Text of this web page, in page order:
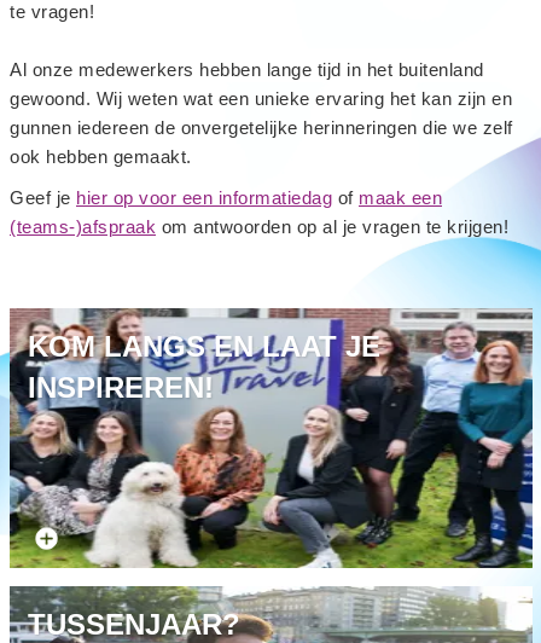
te vragen!
Al onze medewerkers hebben lange tijd in het buitenland
gewoond. Wij weten wat een unieke ervaring het kan zijn en
gunnen iedereen de onvergetelijke herinneringen die we zelf
ook hebben gemaakt.
Geef je hier op voor een informatiedag of maak een
(teams-)afspraak om antwoorden op al je vragen te krijgen!
KOM LANGS EN LAAT JE
INSPIREREN!
Maak een afspraak
TUSSENJAAR?